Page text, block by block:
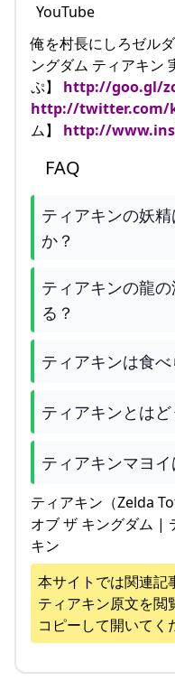
俺を村長にしろゼル
ングダム ティアキン
ぷ】 http://goo.gl/
http://twitter.com/
ム】 http://
FAQ
ティアキンの妖
か？
ティアキンの龍
る？
ティアキンは食
ティアキンとは
ティアキンマヨ
ティアキン（Zelda
オブ ザ キングダム |
キン
本サイトでは関連記
ティアキン原文を閲
コピーして開いてく